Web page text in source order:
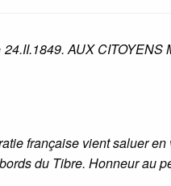
24.II.1849. AUX CITOYENS
française vient saluer
bords du Tibre. Honneur au